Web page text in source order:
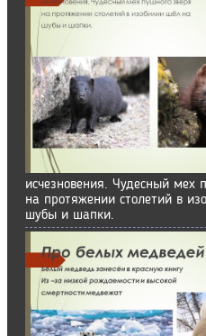
исчезновения. Чудесный мех
на протяжении столетий в
шубы и шапки.